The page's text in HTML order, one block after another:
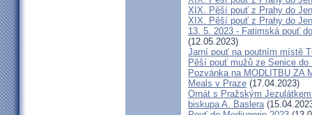
XIX. Pěší pouť z Prahy do
XIX. Pěší pouť z Prahy do
13. 5. 2023 - Fatimská pouť
(12.05.2023)
Jarní pouť na poutním místě
Pěší pouť mužů ze Senice do
Pozvánka na MODLITBU ZA
Meals v Praze (17.04.2023)
Ornát s Pražským
biskupa A. Baslera